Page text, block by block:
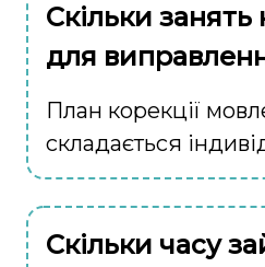
Скільки занять
для
План корекції
складається
Скільки часу